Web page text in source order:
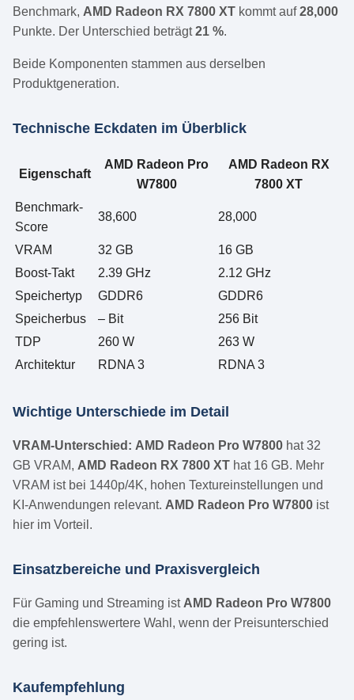
Benchmark, AMD Radeon RX 7800 XT kommt auf28,000
Punkte. Der Unterschied beträgt21 %.
Beide Komponenten stammen aus derselben
Produktgeneration.
Technische Eckdaten im Überblick
Eigenschaft
AMD Radeon Pro
W7800
AMD Radeon RX
7800 XT
Benchmark-
Score
38,600 28,000
VRAM 32 GB
16 GB
Boost-Takt
2.39 GHz
2.12 GHz
Speichertyp
GDDR6
GDDR6
Speicherbus
– Bit
256 Bit
TDP
260 W
263 W
Architektur
RDNA 3 RDNA 3
Wichtige Unterschiede im Detail
VRAM-Unterschied: AMD Radeon Pro W7800 hat 32
GB VRAM, AMD Radeon RX 7800 XT hat 16 GB. Mehr
VRAM ist bei 1440p/4K, hohen Textureinstellungen und
KI-Anwendungen relevant. AMD Radeon Pro W7800 ist
hier im Vorteil.
Einsatzbereiche und Praxisvergleich
Für Gaming und Streaming ist AMD Radeon Pro W7800
die empfehlenswertere Wahl, wenn der Preisunterschied
gering ist.
Kaufempfehlung